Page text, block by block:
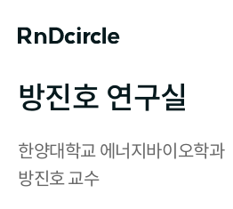
방진호 연구실
한양대학교 에너지바이오학과
방진호 교수